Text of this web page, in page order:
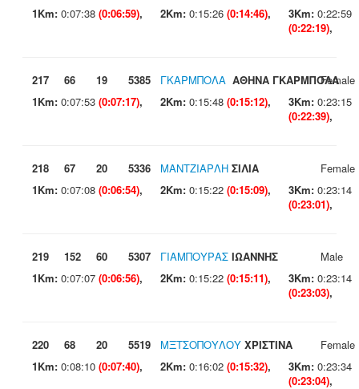
1Km: 0:07:38 (0:06:59), 2Km: 0:15:26 (0:14:46), 3Km: 0:22:59
(0:22:19),
217 66 19 5385 ΓΚΑΡΜΠΟΛΑ ΑΘΗΝΑ ΓΚΑΡΜΠΟΛΑFemale
1Km: 0:07:53 (0:07:17), 2Km: 0:15:48 (0:15:12), 3Km: 0:23:15
(0:22:39),
218 67 20 5336 ΜΑΝΤΖΙΑΡΛΗ ΣΙΛΙΑ
Female
1Km: 0:07:08 (0:06:54), 2Km: 0:15:22 (0:15:09), 3Km: 0:23:14
(0:23:01),
219 152 60 5307 ΓΙΑΜΠΟΥΡΑΣ ΙΩΑΝΝΗΣ
Male
1Km: 0:07:07 (0:06:56), 2Km: 0:15:22 (0:15:11), 3Km: 0:23:14
(0:23:03),
220 68 20 5519 ΜΞΤΣΟΠΟΥΛΟΥ ΧΡΙΣΤΙΝΑ
Female
1Km: 0:08:10 (0:07:40), 2Km: 0:16:02 (0:15:32), 3Km: 0:23:34
(0:23:04),